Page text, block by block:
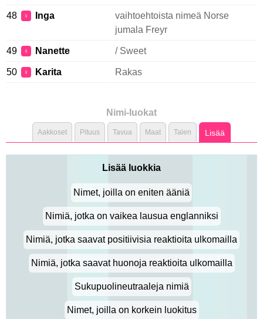
48 ♀ Inga
vaihtoehtoista nimeä Norse
jumala Freyr
49 ♀ Nanette / Sweet
50 ♀ Karita Rakas
Nimi-luokat
Aakkoset Pituus Tavua Maat Talen Lisää
Lisää luokkia
Nimet, joilla on eniten ääniä
Nimiä, jotka on vaikea lausua englanniksi
Nimiä, jotka saavat positiivisia reaktioita ulkomailla
Nimiä, jotka saavat huonoja reaktioita ulkomailla
Sukupuolineutraaleja nimiä
Nimet, joilla on korkein luokitus